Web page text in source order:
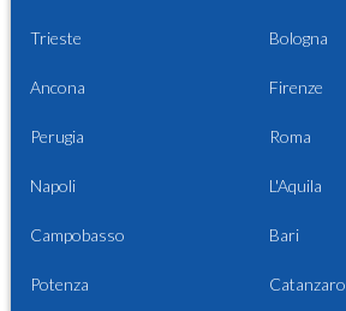
Trieste Bologna
Ancona Firenze
Perugia Roma
Napoli L'Aquila
Campobasso Bari
Potenza Catanzaro